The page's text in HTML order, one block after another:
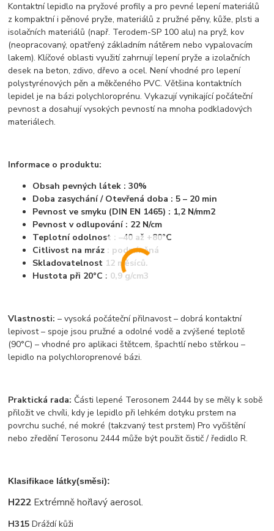
Kontaktní lepidlo na pryžové profily a pro pevné lepení materiálů
z kompaktní i pěnové pryže, materiálů z pružné pěny, kůže, plsti a
isolačních materiálů (např. Terodem-SP 100 alu) na pryž, kov
(neopracovaný, opatřený základním nátěrem nebo vypalovacím
lakem). Klíčové oblasti využití zahrnují lepení pryže a izolačních
desek na beton, zdivo, dřevo a ocel. Není vhodné pro lepení
polystyrénových pěn a měkčeného PVC. Většina kontaktních
lepidel je na bázi polychloroprénu. Vykazují vynikající počáteční
pevnost a dosahují vysokých pevností na mnoha podkladových
materiálech.
Informace o produktu:
Obsah pevných látek : 30%
Doba zasychání / Otevřená doba : 5 – 20 min
Pevnost ve smyku (DIN EN 1465) : 1,2 N/mm2
Pevnost v odlupování : 22 N/cm
Teplotní odolnost : –40 až +80°C
Citlivost na mráz : podmíněná
Skladovatelnost 12 měsíců.
Hustota při 20°C : 0,9 g/cm3
Vlastnosti: – vysoká počáteční přilnavost – dobrá kontaktní
lepivost – spoje jsou pružné a odolné vodě a zvýšené teplotě
(90°C) – vhodné pro aplikaci štětcem, špachtlí nebo stěrkou –
lepidlo na polychloropre­nové bázi.
Praktická rada: Části lepené Terosonem 2444 by se měly k sobě
přiložit ve chvíli, kdy je lepidlo při lehkém dotyku prstem na
povrchu suché, né mokré (takzvaný test prstem) Pro vyčištění
nebo zředění Terosonu 2444 může být použit čistič / ředidlo R.
Klasifikace látky(směsi):
H222 Extrémně hořlavý aerosol.
H315Dráždí kůži